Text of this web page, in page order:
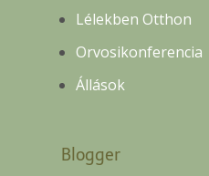
Lélekben Otthon
Orvosikonferencia
Állások
Blogger